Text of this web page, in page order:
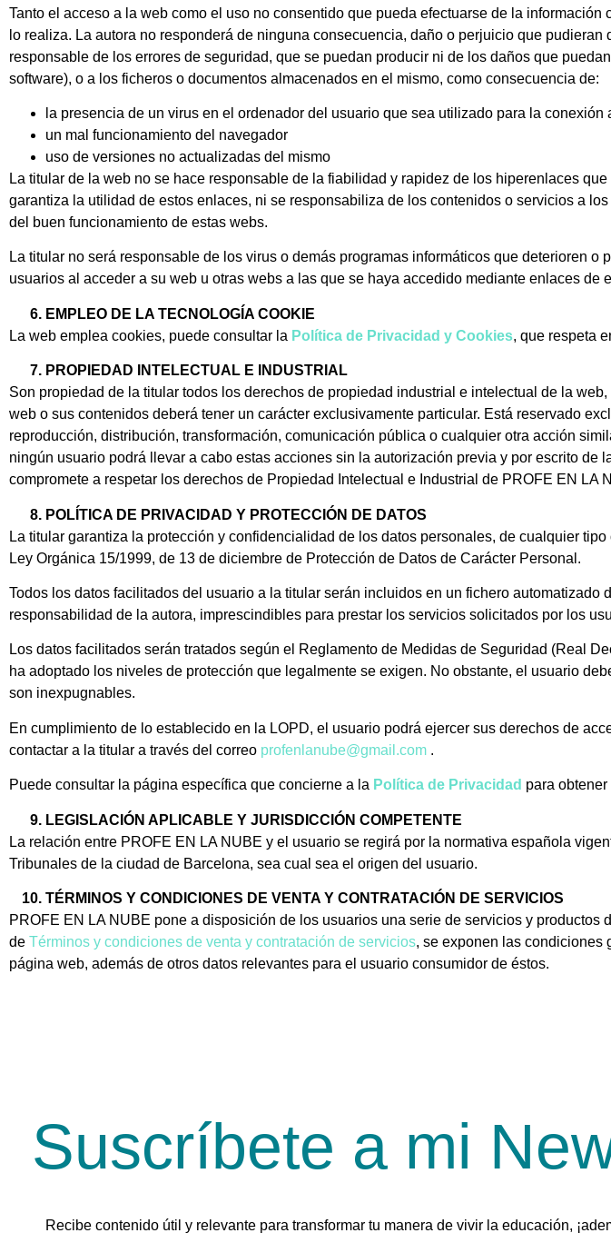
Tanto el acceso a la web como el uso no consentido que pueda efectuarse de la
lo realiza. La autora no responderá de ninguna consecuencia, daño o perjuicio que
responsable de los errores de seguridad, que se puedan producir ni de los daños que
software), o a los ficheros o documentos almacenados en el mismo, como consecuencia de:
la presencia de un virus en el ordenador del usuario que sea utilizado para la
un mal funcionamiento del navegador
uso de versiones no actualizadas del mismo
La titular de la web no se hace responsable de la fiabilidad y rapidez de los hiperenlaces
garantiza la utilidad de estos enlaces, ni se responsabiliza de los contenidos o servicios a
del buen funcionamiento de estas webs.
La titular no será responsable de los virus o demás programas informáticos que deterioren
usuarios al acceder a su web u otras webs a las que se haya accedido mediante enlaces de
EMPLEO DE LA TECNOLOGÍA COOKIE
La web emplea cookies, puede consultar la Política de Privacidad y Cookies, que respeta
PROPIEDAD INTELECTUAL E INDUSTRIAL
Son propiedad de la titular todos los derechos de propiedad industrial e intelectual de la
web o sus contenidos deberá tener un carácter exclusivamente particular. Está reservado
reproducción, distribución, transformación, comunicación pública o cualquier otra acción
ningún usuario podrá llevar a cabo estas acciones sin la autorización previa y por escrito de
compromete a respetar los derechos de Propiedad Intelectual e Industrial de PROFE EN LA
POLÍTICA DE PRIVACIDAD Y PROTECCIÓN DE DATOS
La titular garantiza la protección y confidencialidad de los datos personales, de cualquier
Ley Orgánica 15/1999, de 13 de diciembre de Protección de Datos de Carácter Personal.
Todos los datos facilitados del usuario a la titular serán incluidos en un fichero automatizado
responsabilidad de la autora, imprescindibles para prestar los servicios solicitados por los
Los datos facilitados serán tratados según el Reglamento de Medidas de Seguridad (Real
ha adoptado los niveles de protección que legalmente se exigen. No obstante, el usuario
son inexpugnables.
En cumplimiento de lo establecido en la LOPD, el usuario podrá ejercer sus derechos de
contactar a la titular a través del correo profenlanube@gmail.com .
Puede consultar la página específica que concierne a la Política de Privacidad para
LEGISLACIÓN APLICABLE Y JURISDICCIÓN COMPETENTE
La relación entre PROFE EN LA NUBE y el usuario se regirá por la normativa española
Tribunales de la ciudad de Barcelona, sea cual sea el origen del usuario.
TÉRMINOS Y CONDICIONES DE VENTA Y CONTRATACIÓN DE SERVICIOS
PROFE EN LA NUBE pone a disposición de los usuarios una serie de servicios y
de Términos y condiciones de venta y contratación de servicios, se exponen las condiciones
página web, además de otros datos relevantes para el usuario consumidor de éstos.
Suscríbete a mi
Recibe contenido útil y relevante para transformar tu manera de vivir la educación,